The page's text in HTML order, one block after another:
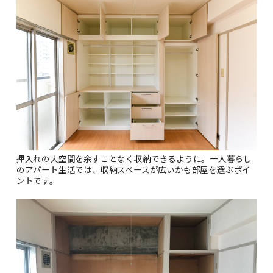
押入れの大空間を余すことなく収納できるように。一人暮らし
のアパート生活では、収納スペースが広いかも部屋を選ぶポイ
ントです。